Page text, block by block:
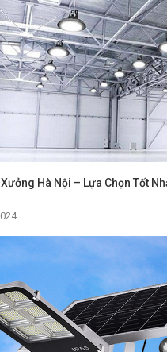
Hà Nội – Lựa Chọn Tốt